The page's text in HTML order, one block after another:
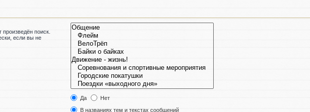
поиск.
если вы не
Да
Нет
В названиях тем и текстах сообщений